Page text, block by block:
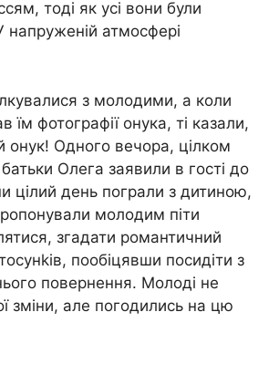
тоді як усі вони були
атмосфері
з молодими, а коли
їм фотографії онука, ті казали,
онук! Одного вечора, цілком
Олега заявили в гості до
цілий день пограли з дитиною,
молодим піти
згадати романтичний
пообіцявши посидіти з
повернення. Молоді не
зміни, але погодились на цю